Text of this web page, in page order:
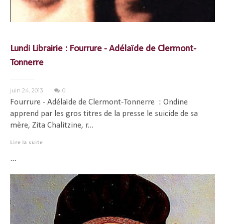
Lundi Librairie : Fourrure - Adélaïde de Clermont-
Tonnerre
juin 24, 2013 0
Fourrure - Adélaïde de Clermont-Tonnerre : Ondine
apprend par les gros titres de la presse le suicide de sa
mère, Zita Chalitzine, r...
Lire la suite
...